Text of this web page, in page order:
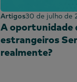
Artigos30 de julho de
A oportunidade
estrangeiros
realmente?